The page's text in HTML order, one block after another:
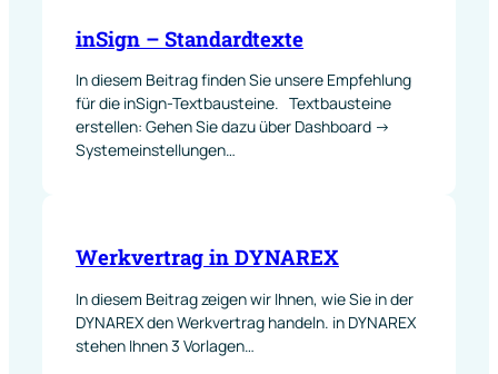
inSign – Standardtexte
In diesem Beitrag finden Sie unsere Empfehlung
für die inSign-Textbausteine. Textbausteine
erstellen: Gehen Sie dazu über Dashboard ->
Systemeinstellungen…
Werkvertrag in DYNAREX
In diesem Beitrag zeigen wir Ihnen, wie Sie in der
DYNAREX den Werkvertrag handeln. in DYNAREX
stehen Ihnen 3 Vorlagen…